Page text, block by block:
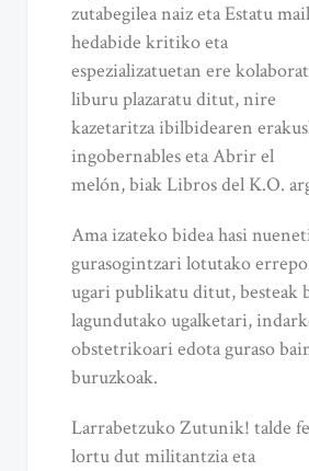
zutabegilea naiz eta Estatu
hedabide kritiko eta
espezializatuetan ere
liburu plazaratu ditut, nire
kazetaritza ibilbidearen
ingobernables eta Abrir el
melón, biak Libros del K.O.
Ama izateko bidea hasi
gurasogintzari lotutako
ugari publikatu ditut, besteak
lagundutako ugalketari,
obstetrikoari edota guraso
buruzkoak.
Larrabetzuko Zutunik! talde
lortu dut militantzia eta